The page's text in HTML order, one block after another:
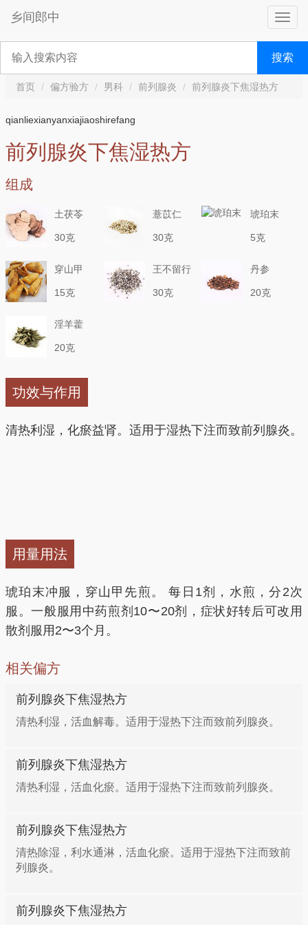
乡间郎中
搜索
首页 偏方验方 男科 前列腺炎 前列腺炎下焦湿热方
qianliexianyanxiajiaoshirefang
前列腺炎下焦湿热方
组成
土茯苓
30克
薏苡仁
30克
琥珀末
5克
穿山甲
15克
王不留行
30克
丹参
20克
淫羊藿
20克
功效与作用
清热利湿，化瘀益肾。适用于湿热下注而致前列腺炎。
用量用法
琥珀末冲服，穿山甲先煎。 每日1剂，水煎，分2次
服。一般服用中药煎剂10〜20剂，症状好转后可改用
散剂服用2〜3个月。
相关偏方
前列腺炎下焦湿热方
清热利湿，活血解毒。适用于湿热下注而致前列腺炎。
前列腺炎下焦湿热方
清热利湿，活血化瘀。适用于湿热下注而致前列腺炎。
前列腺炎下焦湿热方
清热除湿，利水通淋，活血化瘀。适用于湿热下注而致前
列腺炎。
前列腺炎下焦湿热方